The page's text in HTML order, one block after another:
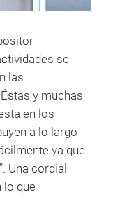
se
las
y muchas
en los
a lo largo
ya que
Una cordial
lo que